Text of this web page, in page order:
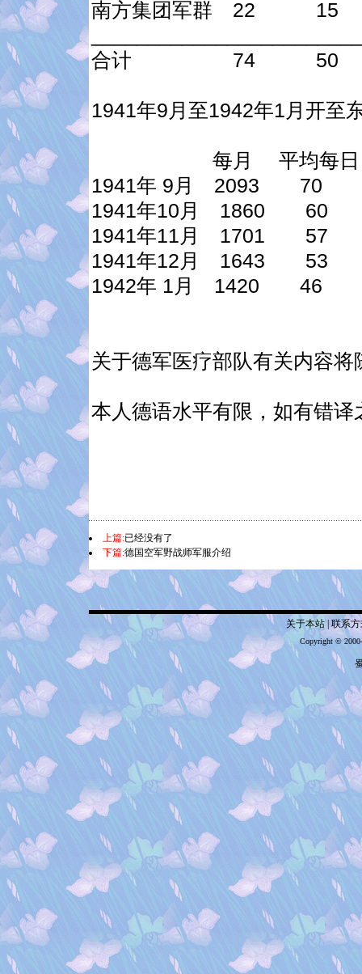
南方集团军群 22 15
合计 74 50
1941年9月至1942年1月开至
每月 平均每日
1941年 9月 2093 70
1941年10月 1860 60
1941年11月 1701 57
1941年12月 1643 53
1942年 1月 1420 46
关于德军医疗部队有关内容将
本人德语水平有限，如有错译
上篇:已经没有了
下篇:德国空军野战师军服介绍
关于本站|联系
Copyright ©